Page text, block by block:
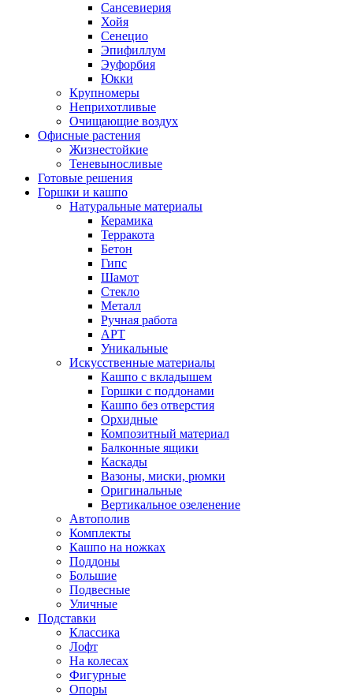
Сансевиерия
Хойя
Сенецио
Эпифиллум
Эуфорбия
Юкки
Крупномеры
Неприхотливые
Очищающие воздух
Офисные растения
Жизнестойкие
Теневыносливые
Готовые решения
Горшки и кашпо
Натуральные материалы
Керамика
Терракота
Бетон
Гипс
Шамот
Стекло
Металл
Ручная работа
АРТ
Уникальные
Искусственные материалы
Кашпо с вкладышем
Горшки с поддонами
Кашпо без отверстия
Орхидные
Композитный материал
Балконные ящики
Каскады
Вазоны, миски, рюмки
Оригинальные
Вертикальное озеленение
Автополив
Комплекты
Кашпо на ножках
Поддоны
Большие
Подвесные
Уличные
Подставки
Классика
Лофт
На колесах
Фигурные
Опоры